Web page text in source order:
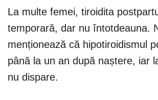
La multe femei, tiroidita
temporară, dar nu întotdeauna.
menționează că hipotiroidismul
până la un an după naștere, iar
nu dispare.